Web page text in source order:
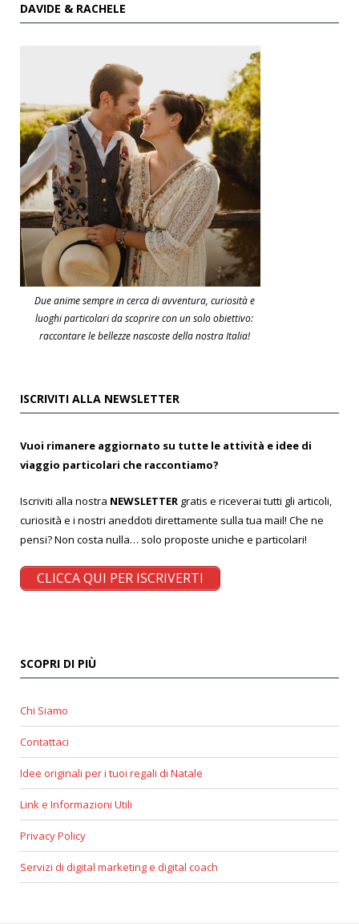
DAVIDE & RACHELE
Due anime sempre in cerca di avventura, curiosità e
luoghi particolari da scoprire con un solo obiettivo:
raccontare le bellezze nascoste della nostra Italia!
ISCRIVITI ALLA NEWSLETTER
Vuoi rimanere aggiornato su tutte le attività e idee di
viaggio particolari che raccontiamo?
Iscriviti alla nostra NEWSLETTER gratis e riceverai tutti gli articoli,
curiosità e i nostri aneddoti direttamente sulla tua mail! Che ne
pensi? Non costa nulla… solo proposte uniche e particolari!
CLICCA QUI PER ISCRIVERTI
SCOPRI DI PIÙ
Chi Siamo
Contattaci
Idee originali per i tuoi regali di Natale
Link e Informazioni Utili
Privacy Policy
Servizi di digital marketing e digital coach